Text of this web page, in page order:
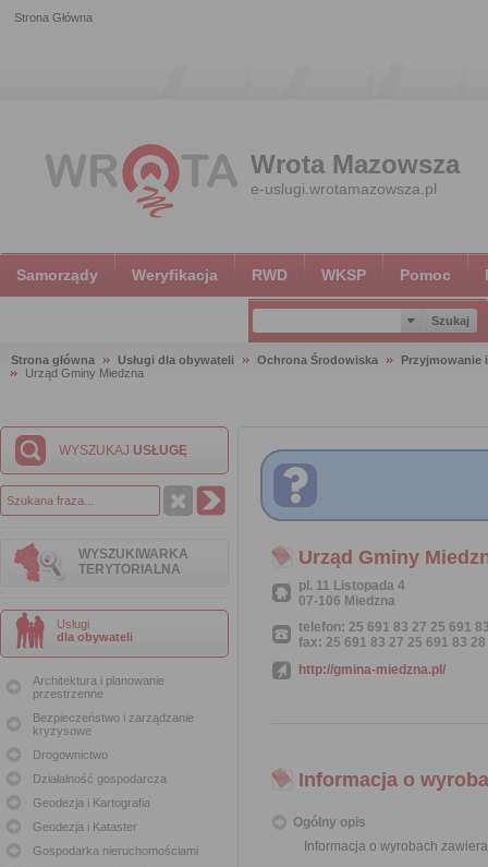
Strona Główna
Wrota Mazowsza
e-uslugi.wrotamazowsza.pl
Samorządy Weryfikacja RWD WKSP Pomoc
Strona główna Usługi dla obywateli Ochrona Środowiska
Przyjmowanie
Urząd Gminy Miedzna
WYSZUKAJ USŁUGĘ
WYSZUKIWARKA
TERYTORIALNA
Usługi
dla obywateli
Architektura i planowanie
przestrzenne
Bezpieczeństwo i zarządzanie
kryzysowe
Drogownictwo
Działalność gospodarcza
Geodezja i Kartografia
Geodezja i Kataster
Gospodarka nieruchomościami
Urząd Gminy
pl. 11 Listopada 4
07-106 Miedzna
telefon: 25 691 83 27 25 691
fax: 25 691 83 27 25 691 83 28
http://gmina-miedzna.pl/
Informacja o
Ogólny opis
Informacja o wyrobach